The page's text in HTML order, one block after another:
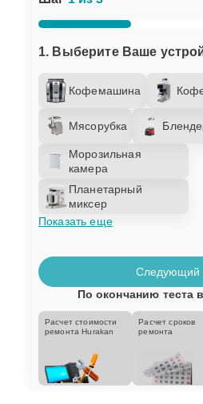
1. Выберите Ваше
Кофемашина
Мясорубка
Морозильная
камера
Планетарный
миксер
Показать еще
Следующий
По окончанию теста
Расчет стоимости
ремонта Hurakan
Расчет сроков
ремонта